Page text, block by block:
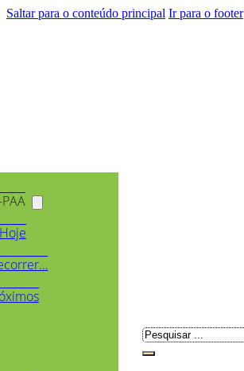
Saltar para o conteúdo principal Ir para o footer
Pesquisar